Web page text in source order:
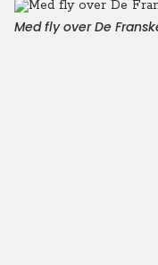
Med fly over De